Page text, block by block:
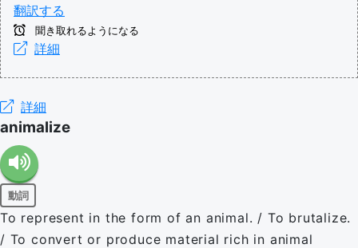
翻訳する
聞き取れるようになる
詳細
詳細
animalize
動詞
To represent in the form of an animal. / To brutalize.
/ To convert or produce material rich in animal